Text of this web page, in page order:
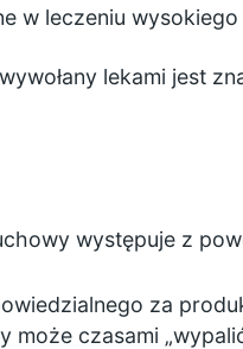
w leczeniu
lekami jest
występuje z
za
może czasami